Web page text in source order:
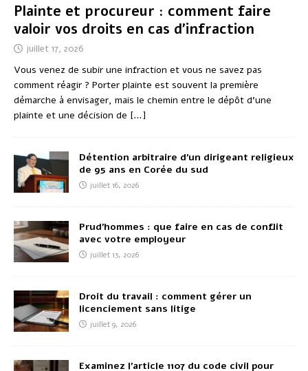
Plainte et procureur : comment faire
valoir vos droits en cas d’infraction
juillet 17, 2026
Vous venez de subir une infraction et vous ne savez pas
comment réagir ? Porter plainte est souvent la première
démarche à envisager, mais le chemin entre le dépôt d’une
plainte et une décision de […]
Détention arbitraire d’un dirigeant religieux
de 95 ans en Corée du sud
juillet 16, 2026
Prud’hommes : que faire en cas de conflit
avec votre employeur
juillet 13, 2026
Droit du travail : comment gérer un
licenciement sans litige
juillet 9, 2026
Examinez l’article 1107 du code civil pour